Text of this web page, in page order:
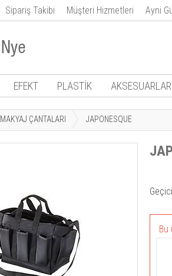
Sipariş Takibi Müşteri Hizmetleri Ayni
EFEKT PLASTİK AKSESUARLAR
MAKYAJ ÇANTALARI JAPONESQUE
Bu